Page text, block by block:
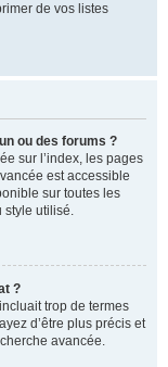
de vos listes
ou des forums ?
sur l’index, les pages
est accessible
sur toutes les
style utilisé.
?
trop de termes
d’être plus précis et
avancée.